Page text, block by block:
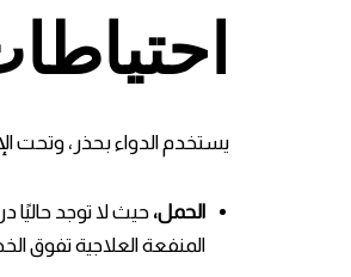
يستخدم الدواء بحذر، وتحت
الحمل، حيث لا توجد حاليًا
المنفعة العلاجية تفوق